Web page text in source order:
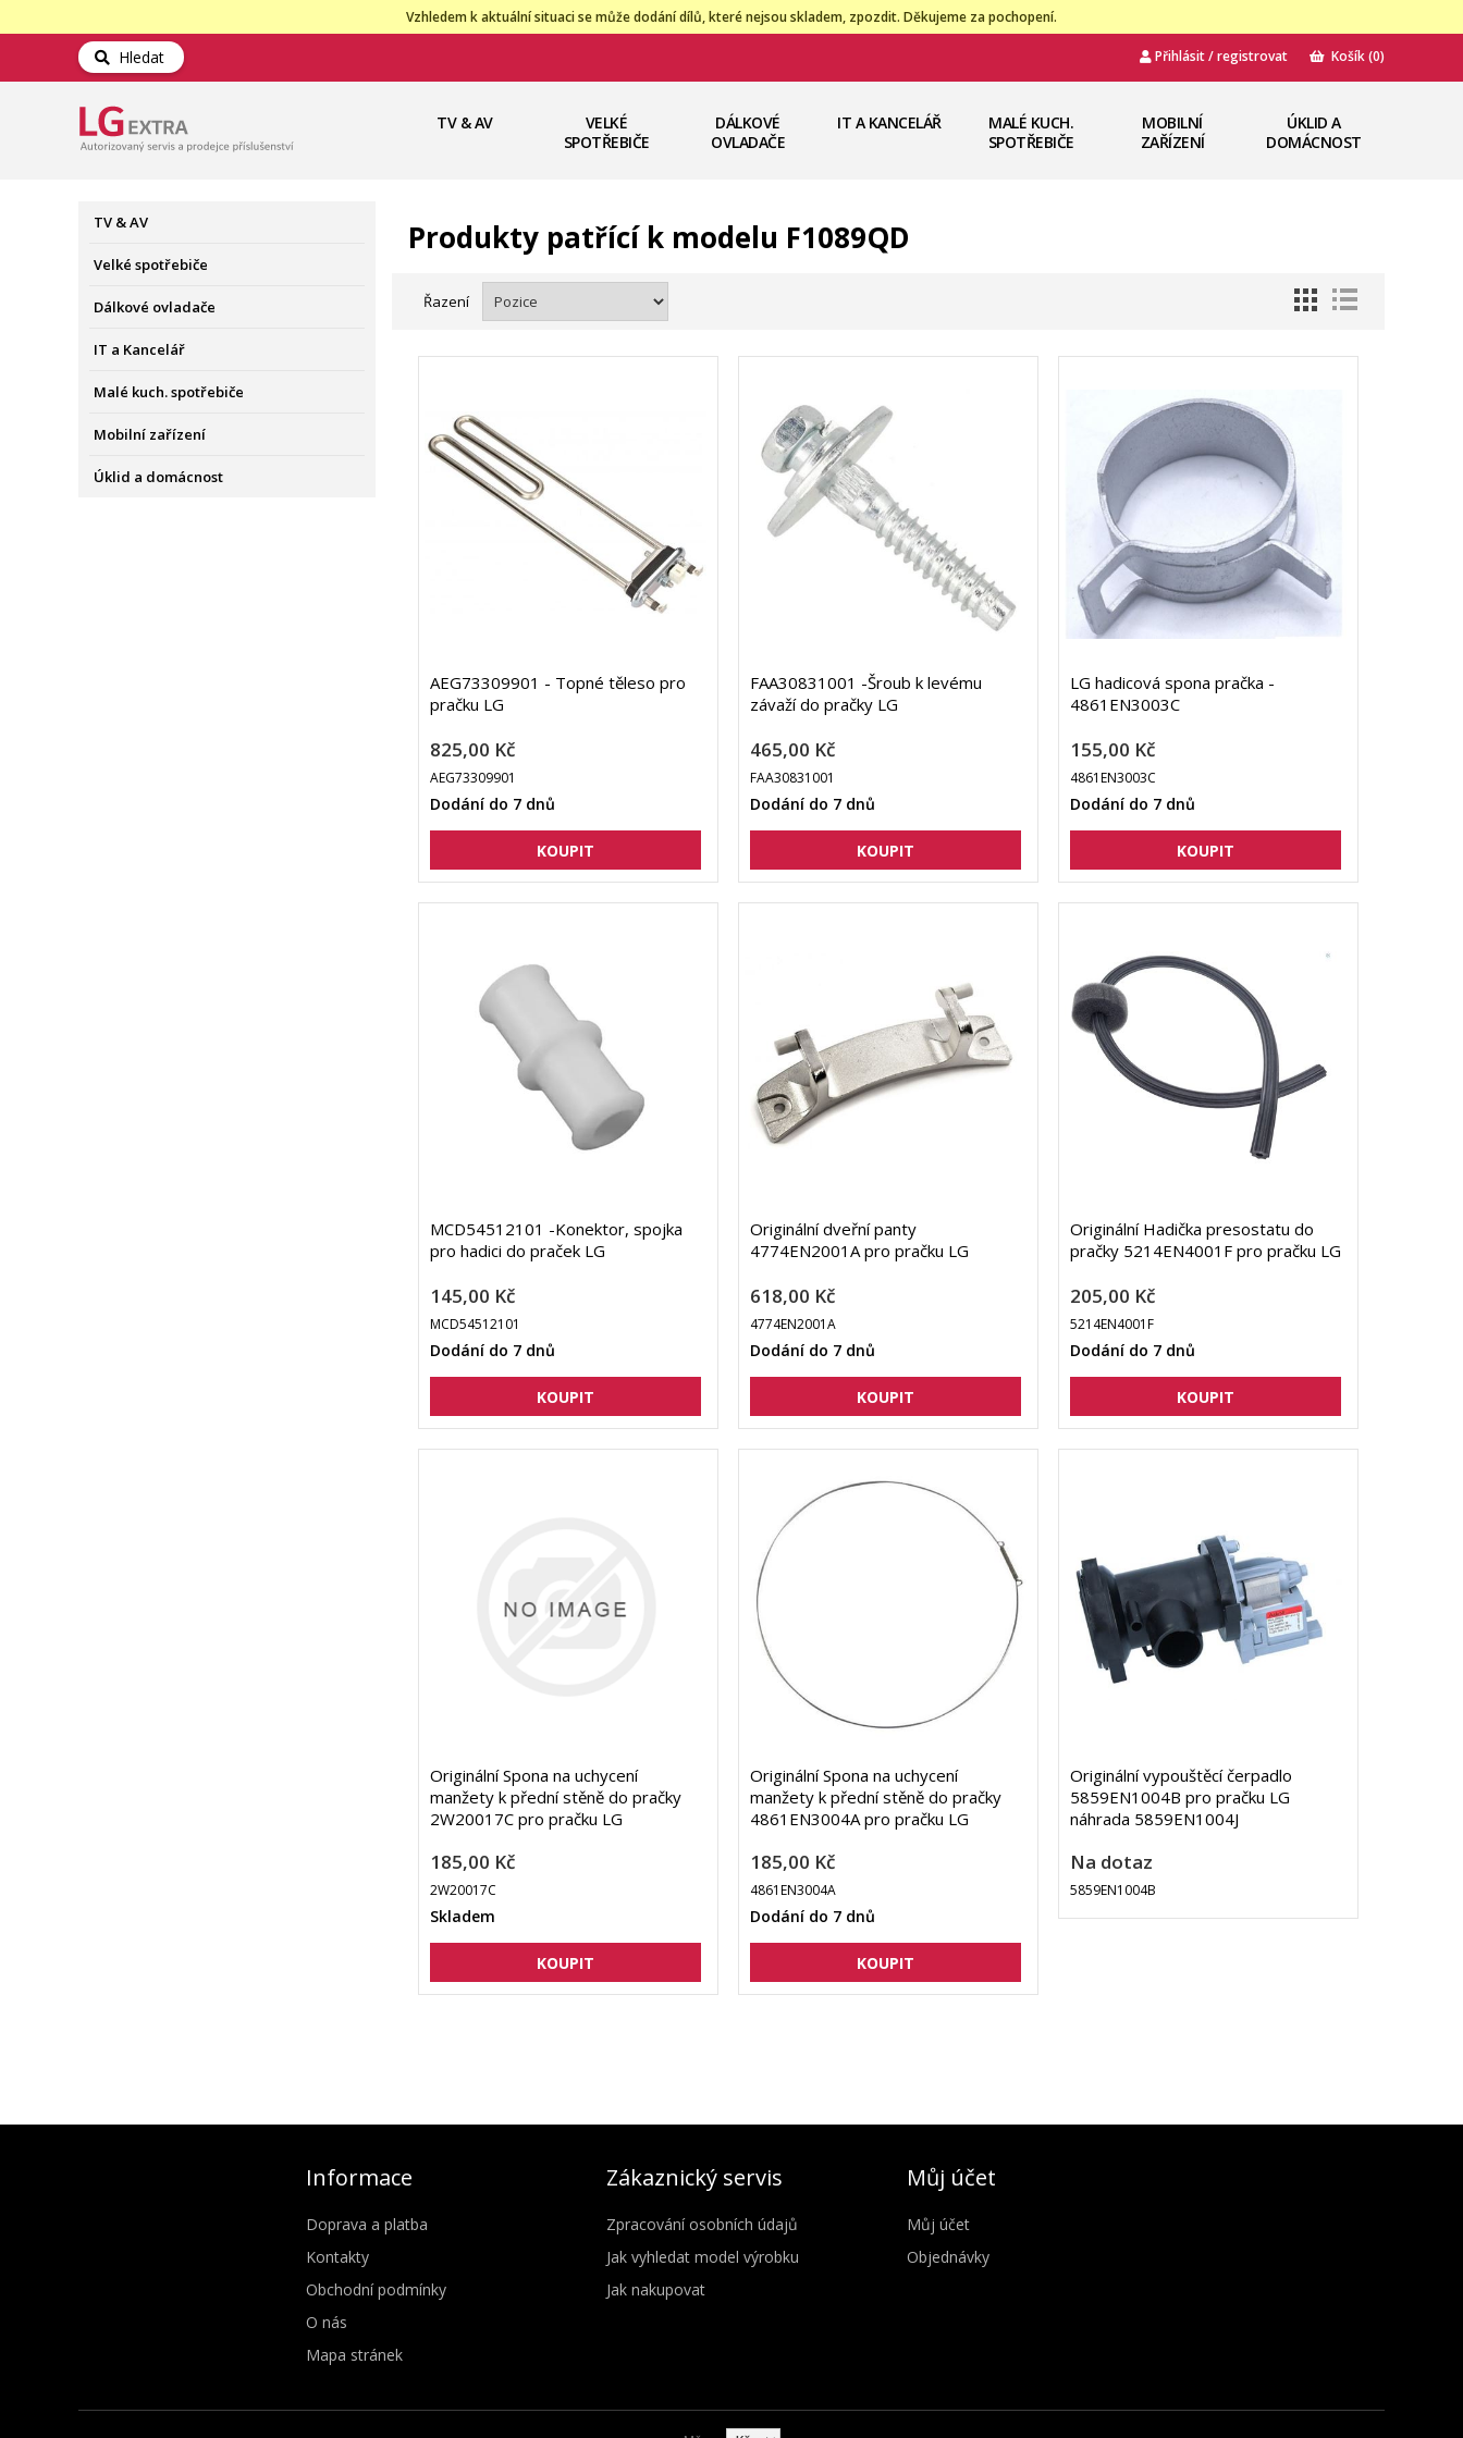
Vzhledem k aktuální situaci se může dodání dílů, které nejsou skladem, zpozdit. Děkujeme za pochopení.
Hledat Přihlásit / registrovat Košík(0)
TV & AV
VELKÉ
SPOTŘEBIČE
DÁLKOVÉ
OVLADAČE
IT A KANCELÁŘ
MALÉ KUCH.
SPOTŘEBIČE
MOBILNÍ
ZAŘÍZENÍ
ÚKLID A
DOMÁCNOST
TV & AV
Velké spotřebiče
Dálkové ovladače
IT a Kancelář
Malé kuch. spotřebiče
Mobilní zařízení
Úklid a domácnost
Produkty patřící k modelu F1089QD
Řazení
AEG73309901 - Topné těleso pro
pračku LG
825,00 Kč
AEG73309901
Dodání do 7 dnů
FAA30831001 -Šroub k levému
závaží do pračky LG
465,00 Kč
FAA30831001
Dodání do 7 dnů
LG hadicová spona pračka -
4861EN3003C
155,00 Kč
4861EN3003C
Dodání do 7 dnů
MCD54512101 -Konektor, spojka
pro hadici do praček LG
145,00 Kč
MCD54512101
Dodání do 7 dnů
Originální dveřní panty
4774EN2001A pro pračku LG
618,00 Kč
4774EN2001A
Dodání do 7 dnů
Originální Hadička presostatu do
pračky 5214EN4001F pro pračku LG
205,00 Kč
5214EN4001F
Dodání do 7 dnů
Originální Spona na uchycení
manžety k přední stěně do pračky
2W20017C pro pračku LG
185,00 Kč
2W20017C
Skladem
Originální Spona na uchycení
manžety k přední stěně do pračky
4861EN3004A pro pračku LG
185,00 Kč
4861EN3004A
Dodání do 7 dnů
Originální vypouštěcí čerpadlo
5859EN1004B pro pračku LG
náhrada 5859EN1004J
Na dotaz
5859EN1004B
Informace
Doprava a platba
Kontakty
Obchodní podmínky
O nás
Mapa stránek
Zákaznický servis
Zpracování osobních údajů
Jak vyhledat model výrobku
Jak nakupovat
Můj účet
Můj účet
Objednávky